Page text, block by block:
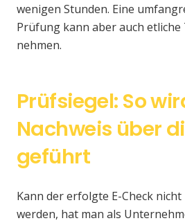
wenigen Stunden. Eine
Prüfung kann aber auch etliche
nehmen.
Prüfsiegel: So
Nachweis über
geführt
Kann der erfolgte E-Check
werden, hat man als